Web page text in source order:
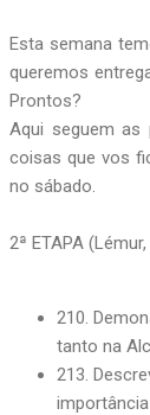
Esta semana
queremos
Prontos?
Aqui seguem
coisas que vos
no sábado.
2ª ETAPA
210.
tanto na
213.